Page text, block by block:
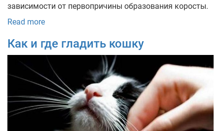
зависимости от первопричины образования коросты.
Read more
Как и где гладить кошку